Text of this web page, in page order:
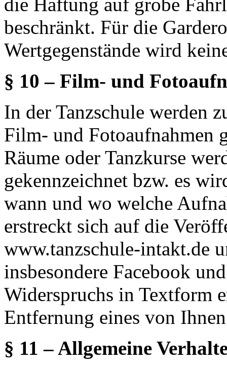
beschränkt. Für die
Wertgegenstände wird
§ 10 – Film- und
In der Tanzschule werden
Film- und Fotoaufnahmen
Räume oder Tanzkurse
gekennzeichnet bzw. es
wann und wo welche
erstreckt sich auf die
www.tanzschule-intakt.de
insbesondere Facebook
Widerspruchs in Textform
Entfernung eines von
§ 11 – Allgemeine